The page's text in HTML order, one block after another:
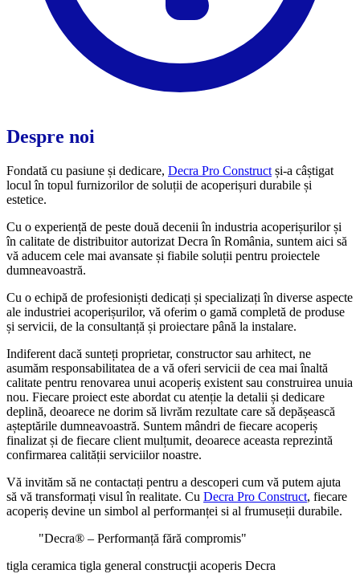
Despre noi
Fondată cu pasiune și dedicare, Decra Pro Construct și-a câștigat
locul în topul furnizorilor de soluții de acoperișuri durabile și
estetice.
Cu o experiență de peste două decenii în industria acoperișurilor și
în calitate de distribuitor autorizat Decra în România, suntem aici să
vă aducem cele mai avansate și fiabile soluții pentru proiectele
dumneavoastră.
Cu o echipă de profesioniști dedicați și specializați în diverse aspecte
ale industriei acoperișurilor, vă oferim o gamă completă de produse
și servicii, de la consultanță și proiectare până la instalare.
Indiferent dacă sunteți proprietar, constructor sau arhitect, ne
asumăm responsabilitatea de a vă oferi servicii de cea mai înaltă
calitate pentru renovarea unui acoperiș existent sau construirea unuia
nou. Fiecare proiect este abordat cu atenție la detalii și dedicare
deplină, deoarece ne dorim să livrăm rezultate care să depășească
așteptările dumneavoastră. Suntem mândri de fiecare acoperiș
finalizat și de fiecare client mulțumit, deoarece aceasta reprezintă
confirmarea calității serviciilor noastre.
Vă invităm să ne contactați pentru a descoperi cum vă putem ajuta
să vă transformați visul în realitate. Cu Decra Pro Construct, fiecare
acoperiș devine un simbol al performanței si al frumuseții durabile.
"Decra® – Performanță fără compromis"
tigla ceramica tigla general construcţii acoperis Decra